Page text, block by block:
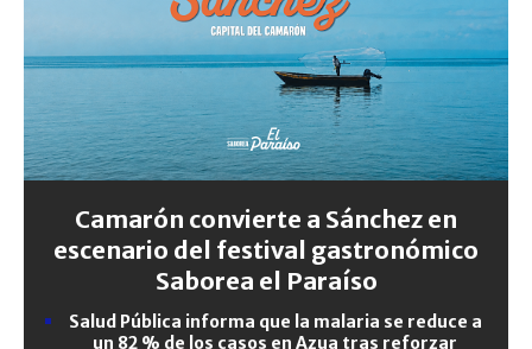
Camarón convierte a Sánchez en
escenario del festival gastronómico
Saborea el Paraíso
Salud Pública informa que la malaria se reduce a
un 82 % de los casos en Azua tras reforzar